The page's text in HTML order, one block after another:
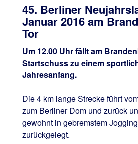
45. Berliner
Januar 2016 am
Tor
Um 12.00 Uhr fällt am
Startschuss zu einem
Jahresanfang.
Die 4 km lange Strecke führt
zum Berliner Dom und zurück
gewohnt in gebremstem
zurückgelegt.